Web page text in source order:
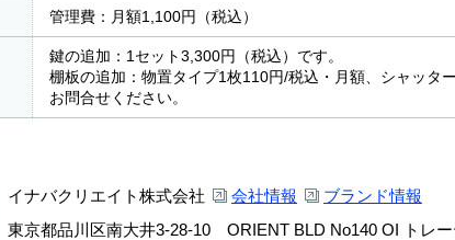
管理費：月額1,100円（税込）
鍵の追加：1セット3,300円（税込）です。
棚板の追加：物置タイプ1枚110円/税込・月額、シャッタ
お問合せください。
イナバクリエイト株式会社 会社情報 ブランド情報
東京都品川区南大井3-28-10 ORIENT BLD No140 OI トレ